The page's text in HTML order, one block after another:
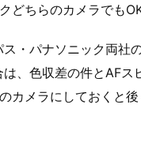
どちらのカメラでも
ス・パナソニック両社
は、色収差の件とAFス
カメラにしておくと